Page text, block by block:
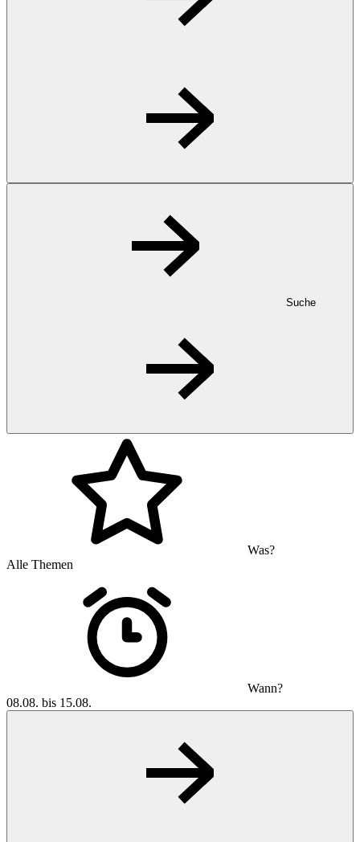
Suche
Was?
Alle Themen
Wann?
08.08. bis 15.08.